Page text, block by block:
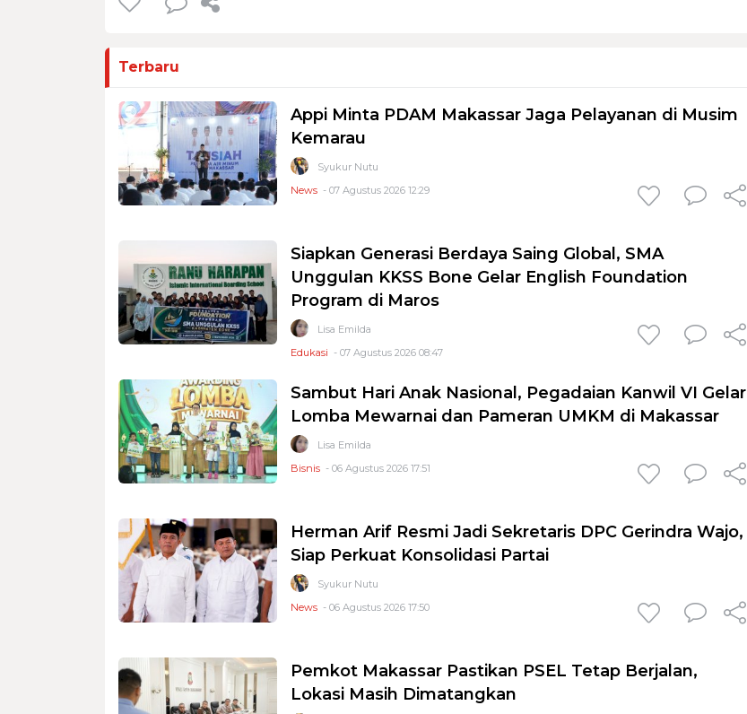
Terbaru
Appi Minta PDAM Makassar Jaga Pelayanan di Musim
Kemarau
Syukur Nutu
News - 07 Agustus 2026 12:29
Siapkan Generasi Berdaya Saing Global, SMA
Unggulan KKSS Bone Gelar English Foundation
Program di Maros
Lisa Emilda
Edukasi - 07 Agustus 2026 08:47
Sambut Hari Anak Nasional, Pegadaian Kanwil VI Gelar
Lomba Mewarnai dan Pameran UMKM di Makassar
Lisa Emilda
Bisnis - 06 Agustus 2026 17:51
Herman Arif Resmi Jadi Sekretaris DPC Gerindra Wajo,
Siap Perkuat Konsolidasi Partai
Syukur Nutu
News - 06 Agustus 2026 17:50
Pemkot Makassar Pastikan PSEL Tetap Berjalan,
Lokasi Masih Dimatangkan